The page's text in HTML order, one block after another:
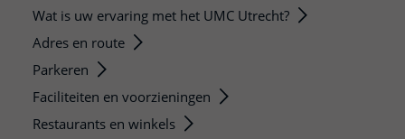
Wat is uw ervaring met het UMC Utrecht?
Adres en route
Parkeren
Faciliteiten en voorzieningen
Restaurants en winkels